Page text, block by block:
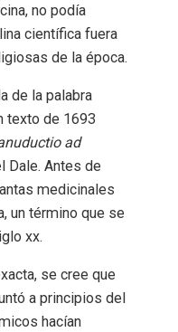
no podía
científica fuera
de la época.
de la palabra
texto de 1693
ad
Dale. Antes de
medicinales
un término que se
xx.
se cree que
a principios del
hacían